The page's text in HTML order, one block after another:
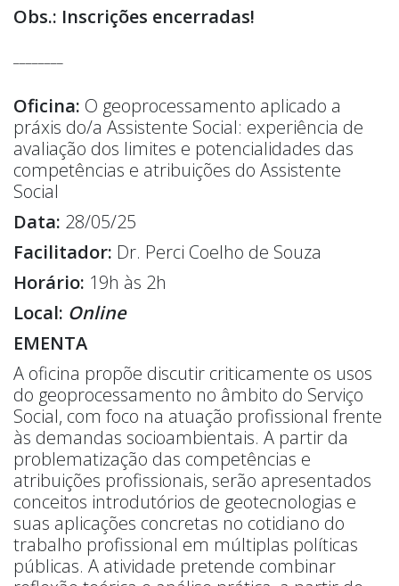
Obs.: Inscrições encerradas!
Oficina: O geoprocessamento aplicado a
práxis do/a Assistente Social: experiência de
avaliação dos limites e potencialidades das
competências e atribuições do Assistente
Social
Data: 28/05/25
Facilitador: Dr. Perci Coelho de Souza
Horário: 19h às 2h
Local: Online
EMENTA
A oficina propõe discutir criticamente os usos
do geoprocessamento no âmbito do Serviço
Social, com foco na atuação profissional frente
às demandas socioambientais. A partir da
problematização das competências e
atribuições profissionais, serão apresentados
conceitos introdutórios de geotecnologias e
suas aplicações concretas no cotidiano do
trabalho profissional em múltiplas políticas
públicas. A atividade pretende combinar